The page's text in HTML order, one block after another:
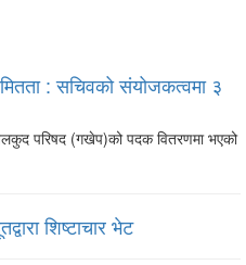
: सचिवको संयोजकत्वमा ३
परिषद (गखेप)को पदक वितरणमा भएको
शिष्टाचार भेट